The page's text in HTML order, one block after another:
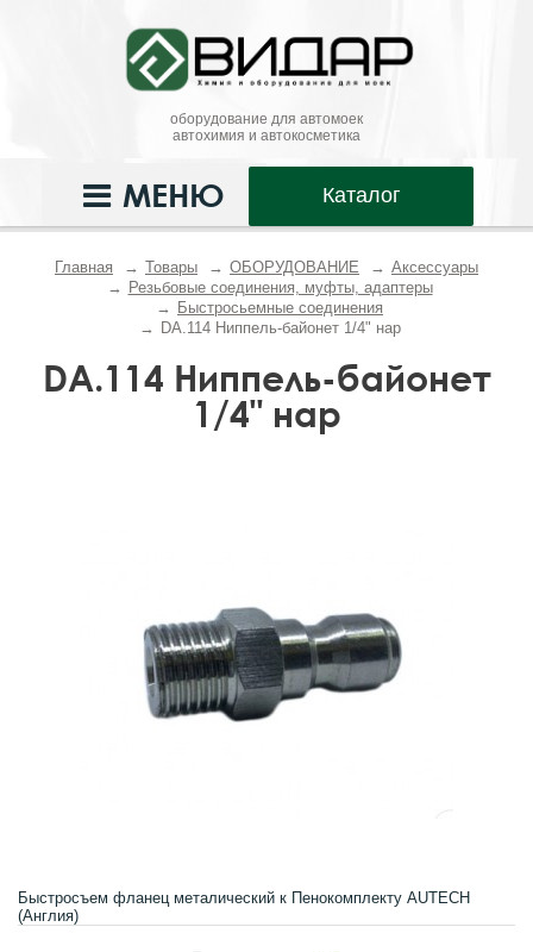
оборудование для автомоек
автохимия и автокосметика
Каталог
МЕНЮ
Главная Товары ОБОРУДОВАНИЕ
Аксессуары
Резьбовые соединения, муфты, адаптeры
Быстросьемные соединения
DA.114 Ниппель-байонет 1/4" нар
DA.114 Ниппель-байонет
1/4" нар
Быстросъем фланец металический к Пенокомплекту AUTECH
(Англия)